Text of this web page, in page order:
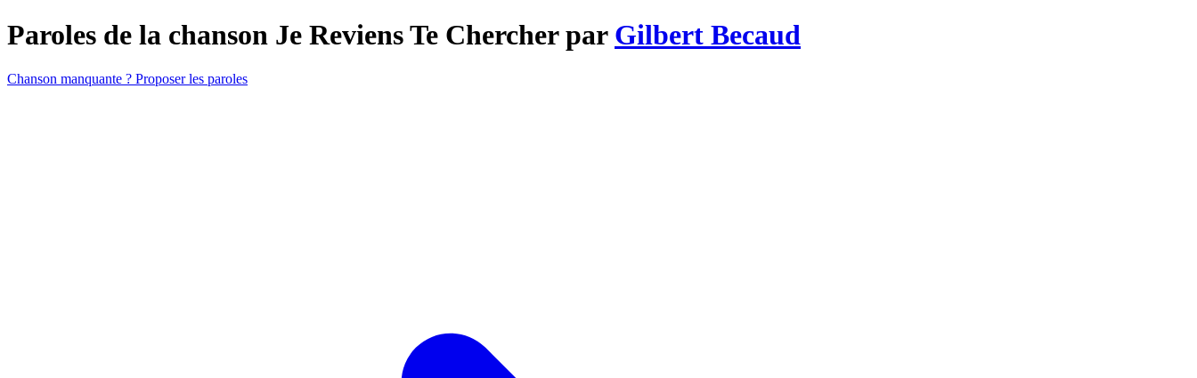
Paroles de la chanson Je Reviens Te Chercher par Gilbert Becaud
Chanson manquante ? Proposer les paroles